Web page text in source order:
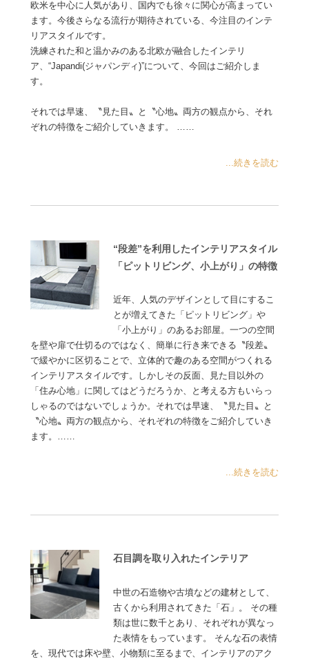
欧米を中心に人気があり、国内でも徐々に関心が高まってい
ます。今後さらなる流行が期待されている、今注目のインテ
リアスタイルです。
洗練された和と温かみのある北欧が融合したインテリ
ア、“Japandi(ジャパンディ)”について、今回はご紹介しま
す。
それでは早速、〝見た目〟と〝心地〟両方の観点から、それ
ぞれの特徴をご紹介していきます。 ……
...続きを読む
“段差”を利用したインテリアスタイル
「ピットリビング、小上がり」の特徴
近年、人気のデザインとして目にするこ
とが増えてきた「ピットリビング」や
「小上がり」のあるお部屋。一つの空間
を壁や扉で仕切るのではなく、簡単に行き来できる〝段差〟
で緩やかに区切ることで、立体的で趣のある空間がつくれる
インテリアスタイルです。しかしその反面、見た目以外の
「住み心地」に関してはどうだろうか、と考える方もいらっ
しゃるのではないでしょうか。それでは早速、〝見た目〟と
〝心地〟両方の観点から、それぞれの特徴をご紹介していき
ます。……
...続きを読む
石目調を取り入れたインテリア
中世の石造物や古墳などの建材として、
古くから利用されてきた「石」。 その種
類は世に数千とあり、それぞれが異なっ
た表情をもっています。 そんな石の表情
を、現代では床や壁、小物類に至るまで、インテリアのアク